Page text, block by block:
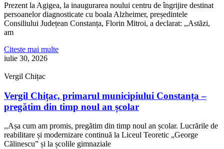
Prezent la Agigea, la inaugurarea noului centru de îngrijire destinat
persoanelor diagnosticate cu boala Alzheimer, președintele
Consiliului Județean Constanța, Florin Mitroi, a declarat: ,,Astăzi,
am
Citeste mai multe
iulie 30, 2026
Vergil Chițac
Vergil Chițac, primarul municipiului Constanța –
pregătim din timp noul an școlar
,,Așa cum am promis, pregătim din timp noul an școlar. Lucrările de
reabilitare și modernizare continuă la Liceul Teoretic „George
Călinescu” și la școlile gimnaziale